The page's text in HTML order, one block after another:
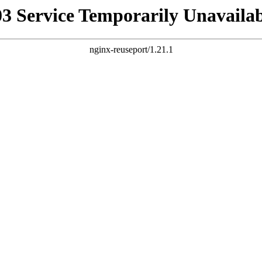
Service Temporarily
nginx-reuseport/1.21.1